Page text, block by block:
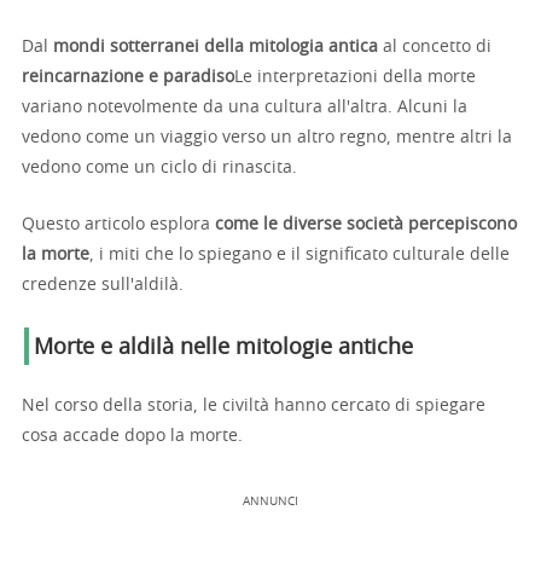
Dal mondi sotterranei della mitologia antica al concetto di
reincarnazione e paradisoLe interpretazioni della morte
variano notevolmente da una cultura all'altra. Alcuni la
vedono come un viaggio verso un altro regno, mentre altri la
vedono come un ciclo di rinascita.
Questo articolo esplora come le diverse società percepiscono
la morte, i miti che lo spiegano e il significato culturale delle
credenze sull'aldilà.
Morte e aldilà nelle mitologie antiche
Nel corso della storia, le civiltà hanno cercato di spiegare
cosa accade dopo la morte.
ANNUNCI